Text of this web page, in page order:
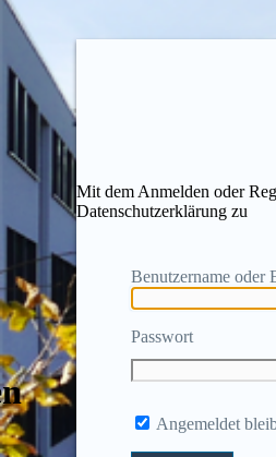
Mit dem Anmelden oder
Datenschutzerklärung zu
Benutzername oder
Passwort
Angemeldet